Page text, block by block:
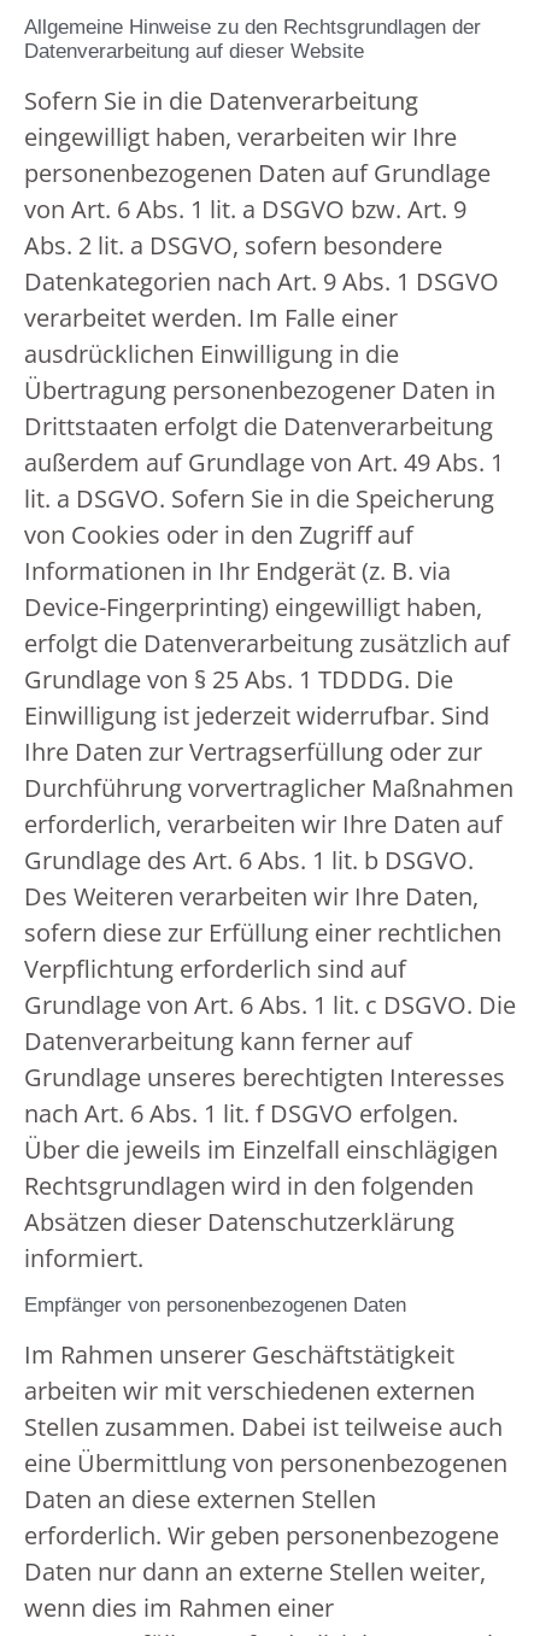
Allgemeine Hinweise zu den Rechtsgrundlagen der
Datenverarbeitung auf dieser Website
Sofern Sie in die Datenverarbeitung
eingewilligt haben, verarbeiten wir Ihre
personenbezogenen Daten auf Grundlage
von Art. 6 Abs. 1 lit. a DSGVO bzw. Art. 9
Abs. 2 lit. a DSGVO, sofern besondere
Datenkategorien nach Art. 9 Abs. 1 DSGVO
verarbeitet werden. Im Falle einer
ausdrücklichen Einwilligung in die
Übertragung personenbezogener Daten in
Drittstaaten erfolgt die Datenverarbeitung
außerdem auf Grundlage von Art. 49 Abs. 1
lit. a DSGVO. Sofern Sie in die Speicherung
von Cookies oder in den Zugriff auf
Informationen in Ihr Endgerät (z. B. via
Device-Fingerprinting) eingewilligt haben,
erfolgt die Datenverarbeitung zusätzlich auf
Grundlage von § 25 Abs. 1 TDDDG. Die
Einwilligung ist jederzeit widerrufbar. Sind
Ihre Daten zur Vertragserfüllung oder zur
Durchführung vorvertraglicher Maßnahmen
erforderlich, verarbeiten wir Ihre Daten auf
Grundlage des Art. 6 Abs. 1 lit. b DSGVO.
Des Weiteren verarbeiten wir Ihre Daten,
sofern diese zur Erfüllung einer rechtlichen
Verpflichtung erforderlich sind auf
Grundlage von Art. 6 Abs. 1 lit. c DSGVO. Die
Datenverarbeitung kann ferner auf
Grundlage unseres berechtigten Interesses
nach Art. 6 Abs. 1 lit. f DSGVO erfolgen.
Über die jeweils im Einzelfall einschlägigen
Rechtsgrundlagen wird in den folgenden
Absätzen dieser Datenschutzerklärung
informiert.
Empfänger von personenbezogenen Daten
Im Rahmen unserer Geschäftstätigkeit
arbeiten wir mit verschiedenen externen
Stellen zusammen. Dabei ist teilweise auch
eine Übermittlung von personenbezogenen
Daten an diese externen Stellen
erforderlich. Wir geben personenbezogene
Daten nur dann an externe Stellen weiter,
wenn dies im Rahmen einer